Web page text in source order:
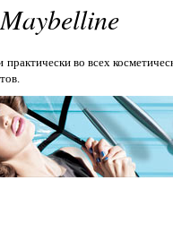
во всех